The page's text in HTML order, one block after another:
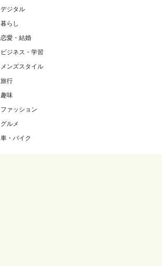
デジタル
暮らし
恋愛・結婚
ビジネス・学習
メンズスタイル
旅行
趣味
ファッション
グルメ
車・バイク